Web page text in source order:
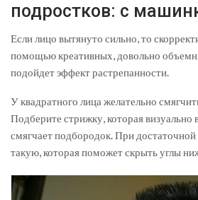
подростков: с
Если лицо вытянуто сильно, то
помощью креативных, довольно
подойдет эффект растрепанности.
У квадратного лица желательно
Подберите стрижку, которая визуально
смягчает подбородок. При
такую, которая поможет скрыть углы